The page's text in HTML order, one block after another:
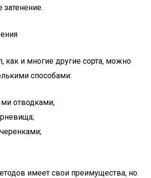
затенение.
как и многие другие сорта, можно
способами:
отводками;
имеет свои преимущества, но